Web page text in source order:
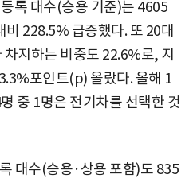
록 대수(승용 기준)는 4605
228.5% 급증했다. 또 20대
지하는 비중도 22.6%로, 지
포인트(p) 올랐다. 올해 1
중 1명은 전기차를 선택한 것
대수(승용·상용 포함)도 835